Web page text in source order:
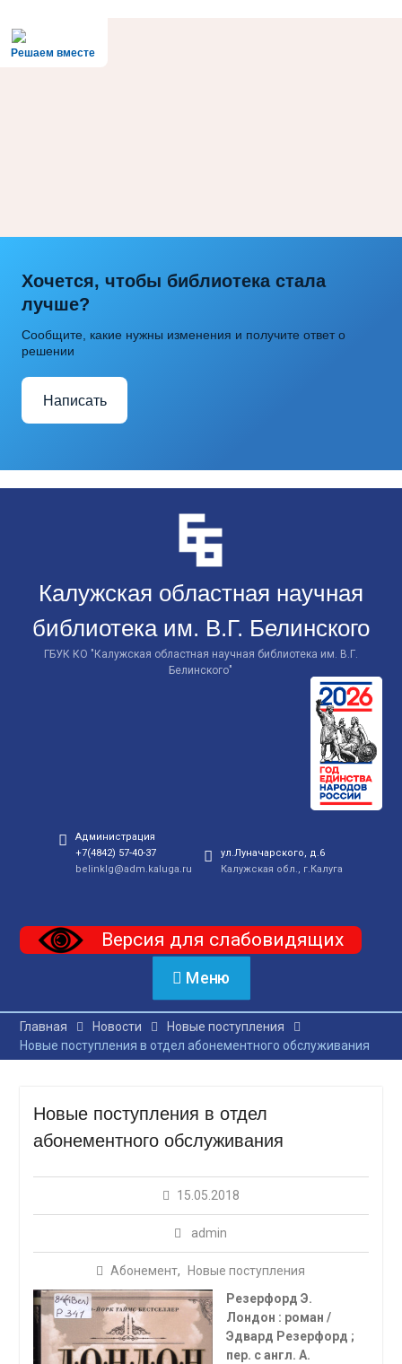
Решаем вместе
Хочется, чтобы библиотека стала
лучше?
Сообщите, какие нужны изменения и получите ответ о
решении
Написать
Калужская областная научная
библиотека им. В.Г. Белинского
ГБУК КО "Калужская областная научная библиотека им. В.Г.
Белинского"
Администрация
+7(4842) 57-40-37
belinklg@adm.kaluga.ru
ул.Луначарского, д.6
Калужская обл., г.Калуга
Версия для слабовидящих
Меню
Главная Новости
Новые поступления
Новые поступления в отдел абонементного обслуживания
Новые поступления в отдел
абонементного обслуживания
15.05.2018
admin
Абонемент,
Новые поступления
Резерфорд Э.
Лондон : роман /
Эдвард Резерфорд ;
пер. с англ. А.